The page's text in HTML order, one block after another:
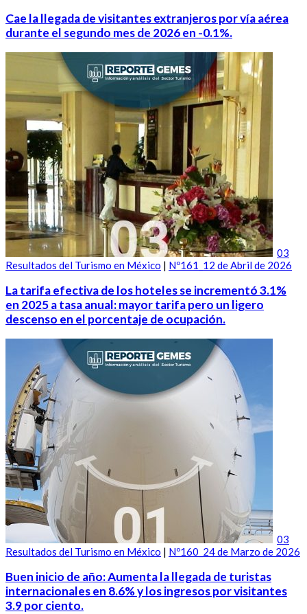
Cae la llegada de visitantes extranjeros por vía aérea
durante el segundo mes de 2026 en -0.1%.
03
Resultados del Turismo en México | Nº161_12 de Abril de 2026
La tarifa efectiva de los hoteles se incrementó 3.1%
en 2025 a tasa anual: mayor tarifa pero un ligero
descenso en el porcentaje de ocupación.
03
Resultados del Turismo en México | Nº160_24 de Marzo de 2026
Buen inicio de año: Aumenta la llegada de turistas
internacionales en 8.6% y los ingresos por visitantes
3.9 por ciento.